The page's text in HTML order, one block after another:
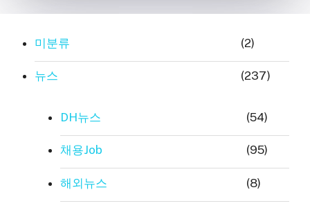
미분류 (2)
뉴스 (237)
DH뉴스 (54)
채용Job (95)
해외뉴스 (8)